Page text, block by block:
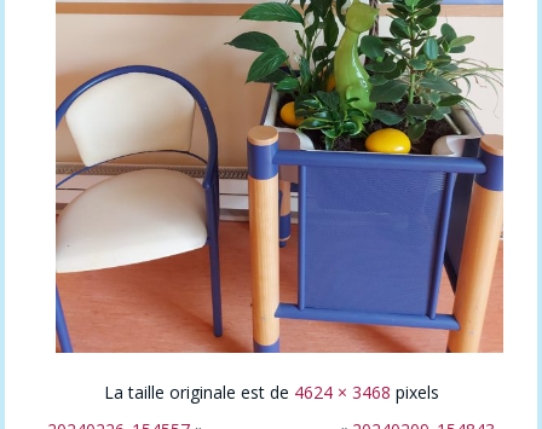
La taille originale est de 4624 × 3468 pixels